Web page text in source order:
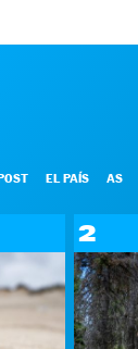
EL PAÍS AS
2